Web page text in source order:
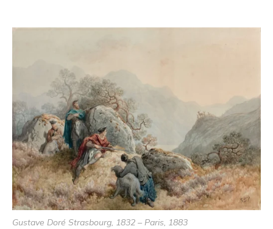
Gustave Doré Strasbourg, 1832 – Paris, 1883